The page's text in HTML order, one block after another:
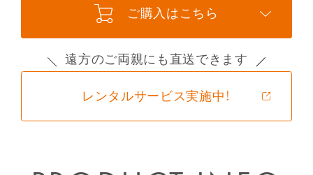
ご購入はこちら
遠方のご両親にも直送できます
レンタルサービス実施中！
と保証・下取りの選択」画面にて選択して、次
へボタンを押してください。
※下取りは購入1商品につき、1点までとなります。